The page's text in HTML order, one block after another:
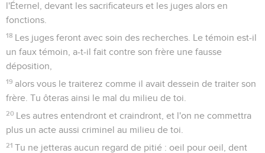
l'Éternel, devant les sacrificateurs et les juges alors en
fonctions.
18 Les juges feront avec soin des recherches. Le témoin est-il
un faux témoin, a-t-il fait contre son frère une fausse
déposition,
19 alors vous le traiterez comme il avait dessein de traiter son
frère. Tu ôteras ainsi le mal du milieu de toi.
20 Les autres entendront et craindront, et l'on ne commettra
plus un acte aussi criminel au milieu de toi.
21 Tu ne jetteras aucun regard de pitié : oeil pour oeil, dent